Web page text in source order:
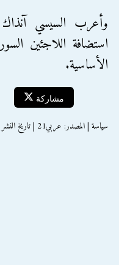
وأعرب السيسي
استضافة اللاجئين
الأساسية.
مشاركة
سياسة | المصدر: عربي21 | تاريخ النشر : الخميس 18 ديسمبر 2014